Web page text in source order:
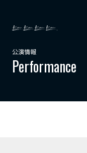
公演情報
Performance